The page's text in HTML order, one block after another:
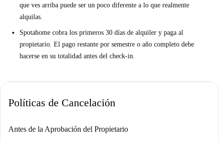
bonito patio. "
que ves arriba puede ser un poco diferente a lo que realmente
alquilas.
Spotahome cobra los primeros 30 días de alquiler y paga al
propietario. El pago restante por semestre o año completo debe
hacerse en su totalidad antes del check-in.
Políticas de Cancelación
Antes de la Aprobación del Propietario